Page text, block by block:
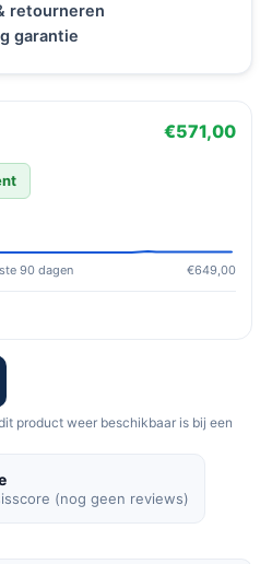
retourneren
garantie
€571,00
90 dagen €649,00
product weer beschikbaar is bij een
(nog geen reviews)